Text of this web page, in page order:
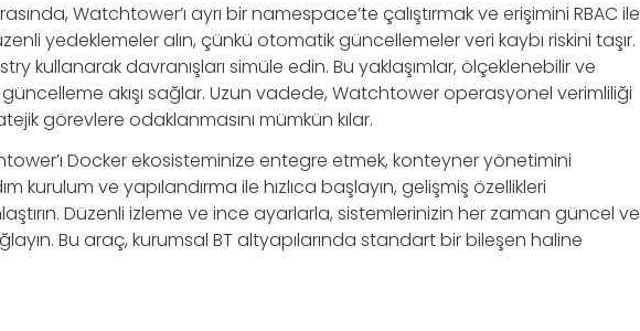
Watchtower’ı ayrı bir namespace’te çalıştırmak ve erişimini RBAC ile
yedeklemeler alın, çünkü otomatik güncellemeler veri kaybı riskini taşır.
kullanarak davranışları simüle edin. Bu yaklaşımlar, ölçeklenebilir ve
akışı sağlar. Uzun vadede, Watchtower operasyonel verimliliği
görevlere odaklanmasını mümkün kılar.
Docker ekosisteminize entegre etmek, konteyner yönetimini
kurulum ve yapılandırma ile hızlıca başlayın, gelişmiş özellikleri
Düzenli izleme ve ince ayarlarla, sistemlerinizin her zaman güncel ve
Bu araç, kurumsal BT altyapılarında standart bir bileşen haline